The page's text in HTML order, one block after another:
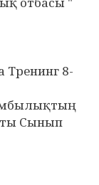
Тренинг 8-
Сынып